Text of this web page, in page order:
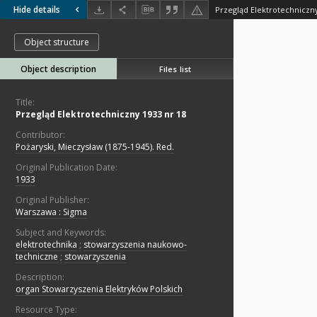
Hide details Przegląd
Object structure
Object description Files list
Title:
Przegląd Elektrotechniczny 1933 nr 18
Contributor:
Pożaryski, Mieczysław (1875-1945). Red.
Original Publication Date:
1933
Original Publisher:
Warszawa : Sigma
Subject and Keywords:
elektrotechnika ; stowarzyszenia naukowo-
techniczne ; stowarzyszenia
Description:
organ Stowarzyszenia Elektryków Polskich
Resource Type: